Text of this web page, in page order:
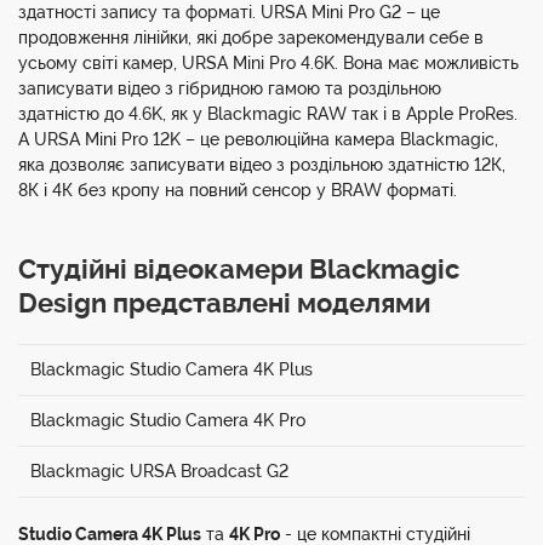
здатності запису та форматі. URSA Mini Pro G2 – це
продовження лінійки, які добре зарекомендували себе в
усьому світі камер, URSA Mini Pro 4.6K. Вона має можливість
записувати відео з гібридною гамою та роздільною
здатністю до 4.6K, як у Blackmagic RAW так і в Apple ProRes.
А URSA Mini Pro 12K – це революційна камера Blackmagic,
яка дозволяє записувати відео з роздільною здатністю 12К,
8К і 4К без кропу на повний сенсор у BRAW форматі.
Студійні відеокамери Blackmagic
Design представлені моделями
Blackmagic Studio Camera 4K Plus
Blackmagic Studio Camera 4K Pro
Blackmagic URSA Broadcast G2
Studio Camera 4K Plus та 4K Pro - це компактні студійні